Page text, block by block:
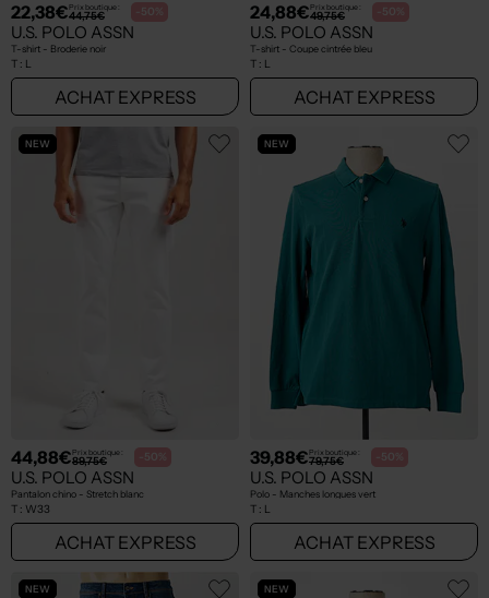
22,38€Prix boutique :
44,75€ -50%
U.S. POLO ASSN
T-shirt - Broderie noir
T : L
ACHAT EXPRESS
24,88€Prix boutique :
49,75€ -50%
U.S. POLO ASSN
T-shirt - Coupe cintrée bleu
T : L
ACHAT EXPRESS
NEW
44,88€Prix boutique :
89,75€ -50%
U.S. POLO ASSN
Pantalon chino - Stretch blanc
T : W33
ACHAT EXPRESS
NEW
39,88€Prix boutique :
79,75€ -50%
U.S. POLO ASSN
Polo - Manches longues vert
T : L
ACHAT EXPRESS
NEW NEW